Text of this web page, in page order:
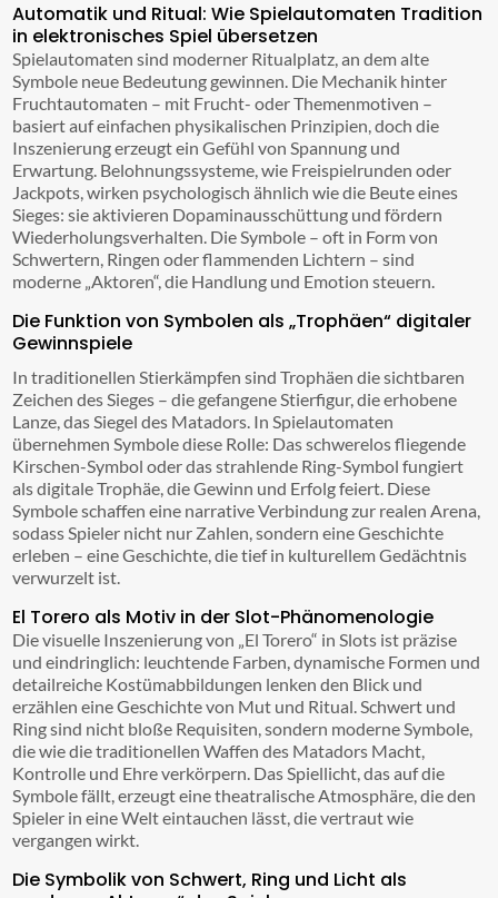
Automatik und Ritual: Wie Spielautomaten Tradition
in elektronisches Spiel übersetzen
Spielautomaten sind moderner Ritualplatz, an dem alte
Symbole neue Bedeutung gewinnen. Die Mechanik hinter
Fruchtautomaten – mit Frucht- oder Themenmotiven –
basiert auf einfachen physikalischen Prinzipien, doch die
Inszenierung erzeugt ein Gefühl von Spannung und
Erwartung. Belohnungssysteme, wie Freispielrunden oder
Jackpots, wirken psychologisch ähnlich wie die Beute eines
Sieges: sie aktivieren Dopaminausschüttung und fördern
Wiederholungsverhalten. Die Symbole – oft in Form von
Schwertern, Ringen oder flammenden Lichtern – sind
moderne „Aktoren“, die Handlung und Emotion steuern.
Die Funktion von Symbolen als „Trophäen“ digitaler
Gewinnspiele
In traditionellen Stierkämpfen sind Trophäen die sichtbaren
Zeichen des Sieges – die gefangene Stierfigur, die erhobene
Lanze, das Siegel des Matadors. In Spielautomaten
übernehmen Symbole diese Rolle: Das schwerelos fliegende
Kirschen-Symbol oder das strahlende Ring-Symbol fungiert
als digitale Trophäe, die Gewinn und Erfolg feiert. Diese
Symbole schaffen eine narrative Verbindung zur realen Arena,
sodass Spieler nicht nur Zahlen, sondern eine Geschichte
erleben – eine Geschichte, die tief in kulturellem Gedächtnis
verwurzelt ist.
El Torero als Motiv in der Slot-Phänomenologie
Die visuelle Inszenierung von „El Torero“ in Slots ist präzise
und eindringlich: leuchtende Farben, dynamische Formen und
detailreiche Kostümabbildungen lenken den Blick und
erzählen eine Geschichte von Mut und Ritual. Schwert und
Ring sind nicht bloße Requisiten, sondern moderne Symbole,
die wie die traditionellen Waffen des Matadors Macht,
Kontrolle und Ehre verkörpern. Das Spiellicht, das auf die
Symbole fällt, erzeugt eine theatralische Atmosphäre, die den
Spieler in eine Welt eintauchen lässt, die vertraut wie
vergangen wirkt.
Die Symbolik von Schwert, Ring und Licht als